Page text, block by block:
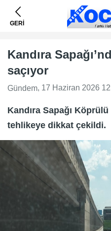
GERİ
Kandıra
saçıyor
Gündem, 17 Haziran 2026
Kandıra Sapağı
tehlikeye dikkat çekildi.